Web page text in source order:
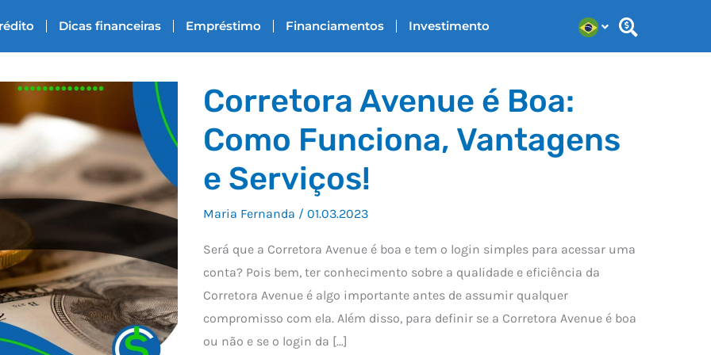
Dicas financeiras Empréstimo Financiamentos Investimento
Corretora Avenue é Boa:
Como Funciona, Vantagens
e Serviços!
Maria Fernanda / 01.03.2023
Será que a Corretora Avenue é boa e tem o login simples para acessar uma
conta? Pois bem, ter conhecimento sobre a qualidade e eficiência da
Corretora Avenue é algo importante antes de assumir qualquer
compromisso com ela. Além disso, para definir se a Corretora Avenue é boa
ou não e se o login da […]